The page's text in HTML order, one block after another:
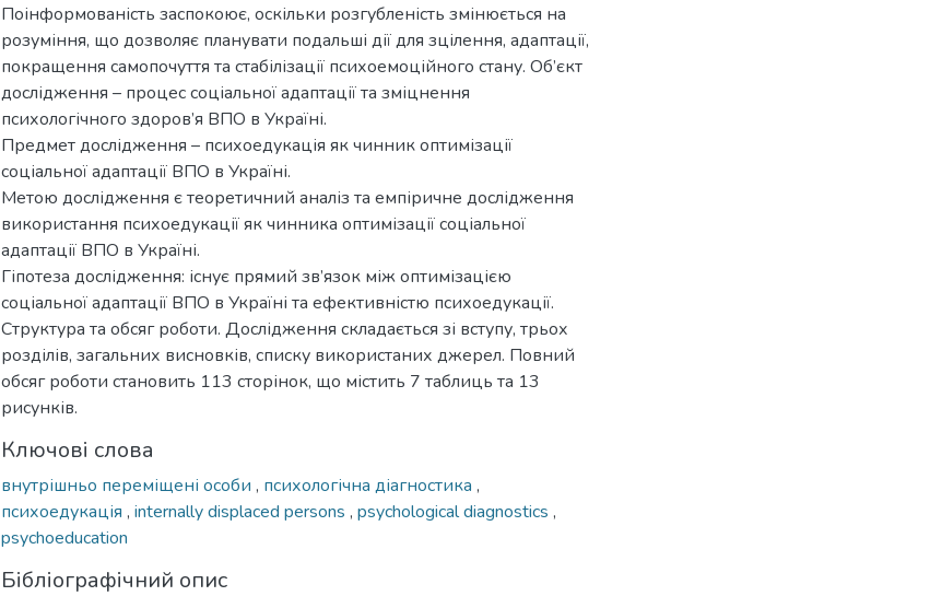
Поінформованість заспокоює, оскільки розгубленість змінюється на
розуміння, що дозволяє планувати подальші дії для зцілення, адаптації,
покращення самопочуття та стабілізації психоемоційного стану. Об’єкт
дослідження – процес соціальної адаптації та зміцнення
психологічного здоров’я ВПО в Україні.
Предмет дослідження – психоедукація як чинник оптимізації
соціальної адаптації ВПО в Україні.
Метою дослідження є теоретичний аналіз та емпіричне дослідження
використання психоедукації як чинника оптимізації соціальної
адаптації ВПО в Україні.
Гіпотеза дослідження: існує прямий зв’язок між оптимізацією
соціальної адаптації ВПО в Україні та ефективністю психоедукації.
Структура та обсяг роботи. Дослідження складається зі вступу, трьох
розділів, загальних висновків, списку використаних джерел. Повний
обсяг роботи становить 113 сторінок, що містить 7 таблиць та 13
рисунків.
Ключові слова
внутрішньо переміщені особи , психологічна діагностика ,
психоедукація , internally displaced persons , psychological diagnostics ,
psychoeducation
Бібліографічний опис